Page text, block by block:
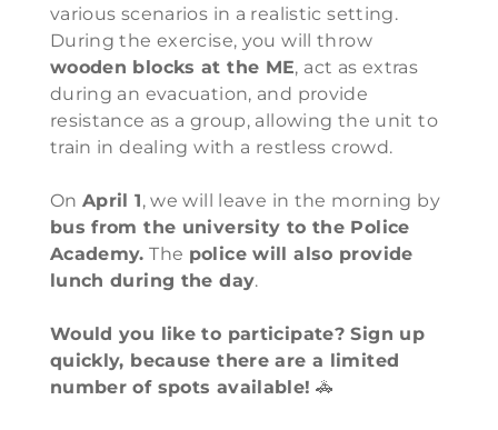
various scenarios in a realistic setting.
During the exercise, you will throw
wooden blocks at the ME, act as extras
during an evacuation, and provide
resistance as a group, allowing the unit to
train in dealing with a restless crowd.
On April 1, we will leave in the morning by
bus from the university to the Police
Academy. The police will also provide
lunch during the day.
Would you like to participate? Sign up
quickly, because there are a limited
number of spots available! 🚓